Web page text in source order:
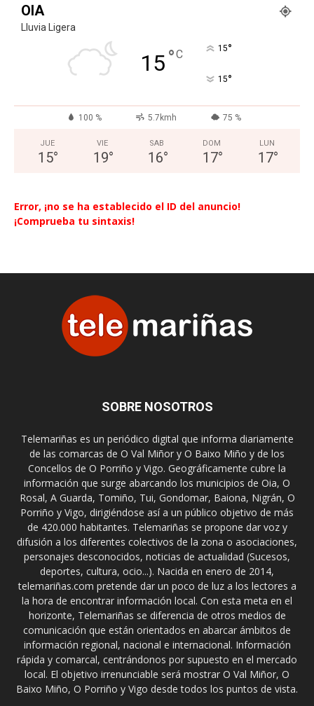
OIA
Lluvia Ligera
15°C 15°
15°
100 % 5.7kmh 75 %
JUE
15°
VIE
19°
SAB
16°
DOM
17°
LUN
17°
Error, ¡no se ha establecido el ID del anuncio!
¡Comprueba tu sintaxis!
SOBRE NOSOTROS
Telemariñas es un periódico digital que informa diariamente
de las comarcas de O Val Miñor y O Baixo Miño y de los
Concellos de O Porriño y Vigo. Geográficamente cubre la
información que surge abarcando los municipios de Oia, O
Rosal, A Guarda, Tomiño, Tui, Gondomar, Baiona, Nigrán, O
Porriño y Vigo, dirigiéndose así a un público objetivo de más
de 420.000 habitantes. Telemariñas se propone dar voz y
difusión a los diferentes colectivos de la zona o asociaciones,
personajes desconocidos, noticias de actualidad (Sucesos,
deportes, cultura, ocio...). Nacida en enero de 2014,
telemariñas.com pretende dar un poco de luz a los lectores a
la hora de encontrar información local. Con esta meta en el
horizonte, Telemariñas se diferencia de otros medios de
comunicación que están orientados en abarcar ámbitos de
información regional, nacional e internacional. Información
rápida y comarcal, centrándonos por supuesto en el mercado
local. El objetivo irrenunciable será mostrar O Val Miñor, O
Baixo Miño, O Porriño y Vigo desde todos los puntos de vista.